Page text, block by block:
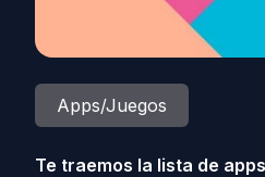
Apps/Juegos
Te traemos la lista de